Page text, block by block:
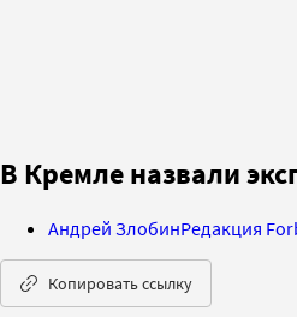
В Кремле назвали
Андрей ЗлобинРедакция
Копировать ссылку